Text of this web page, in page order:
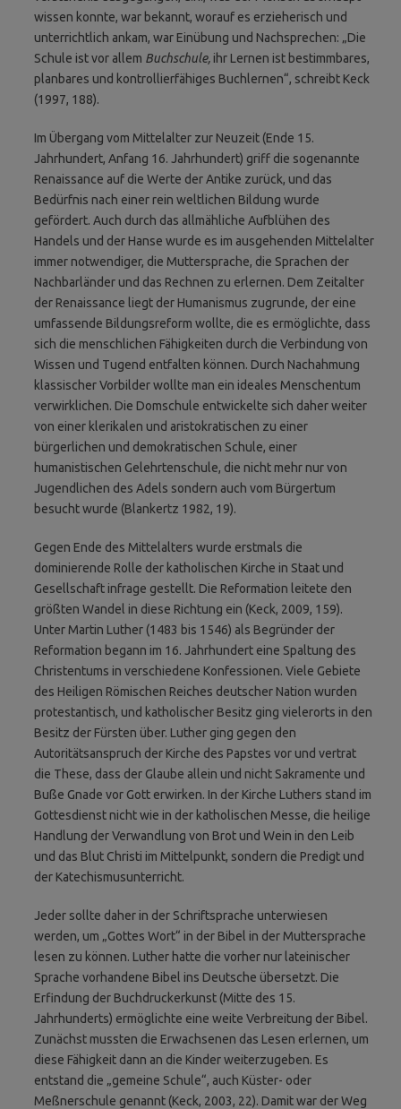
wissen konnte, war bekannt, worauf es erzieherisch und
unterrichtlich ankam, war Einübung und Nachsprechen: „Die
Schule ist vor allem Buchschule,ihr Lernen ist bestimmbares,
planbares und kontrollierfähiges Buchlernen“, schreibt Keck
(1997, 188).
Im Übergang vom Mittelalter zur Neuzeit (Ende 15.
Jahrhundert, Anfang 16. Jahrhundert) griff die sogenannte
Renaissance auf die Werte der Antike zurück, und das
Bedürfnis nach einer rein weltlichen Bildung wurde
gefördert. Auch durch das allmähliche Aufblühen des
Handels und der Hanse wurde es im ausgehenden Mittelalter
immer notwendiger, die Muttersprache, die Sprachen der
Nachbarländer und das Rechnen zu erlernen. Dem Zeitalter
der Renaissance liegt der Humanismus zugrunde, der eine
umfassende Bildungsreform wollte, die es ermöglichte, dass
sich die menschlichen Fähigkeiten durch die Verbindung von
Wissen und Tugend entfalten können. Durch Nachahmung
klassischer Vorbilder wollte man ein ideales Menschentum
verwirklichen. Die Domschule entwickelte sich daher weiter
von einer klerikalen und aristokratischen zu einer
bürgerlichen und demokratischen Schule, einer
humanistischen Gelehrtenschule, die nicht mehr nur von
Jugendlichen des Adels sondern auch vom Bürgertum
besucht wurde (Blankertz 1982, 19).
Gegen Ende des Mittelalters wurde erstmals die
dominierende Rolle der katholischen Kirche in Staat und
Gesellschaft infrage gestellt. Die Reformation leitete den
größten Wandel in diese Richtung ein (Keck, 2009, 159).
Unter Martin Luther (1483 bis 1546) als Begründer der
Reformation begann im 16. Jahrhundert eine Spaltung des
Christentums in verschiedene Konfessionen. Viele Gebiete
des Heiligen Römischen Reiches deutscher Nation wurden
protestantisch, und katholischer Besitz ging vielerorts in den
Besitz der Fürsten über. Luther ging gegen den
Autoritätsanspruch der Kirche des Papstes vor und vertrat
die These, dass der Glaube allein und nicht Sakramente und
Buße Gnade vor Gott erwirken. In der Kirche Luthers stand im
Gottesdienst nicht wie in der katholischen Messe, die heilige
Handlung der Verwandlung von Brot und Wein in den Leib
und das Blut Christi im Mittelpunkt, sondern die Predigt und
der Katechismusunterricht.
Jeder sollte daher in der Schriftsprache unterwiesen
werden, um „Gottes Wort“ in der Bibel in der Muttersprache
lesen zu können. Luther hatte die vorher nur lateinischer
Sprache vorhandene Bibel ins Deutsche übersetzt. Die
Erfindung der Buchdruckerkunst (Mitte des 15.
Jahrhunderts) ermöglichte eine weite Verbreitung der Bibel.
Zunächst mussten die Erwachsenen das Lesen erlernen, um
diese Fähigkeit dann an die Kinder weiterzugeben. Es
entstand die „gemeine Schule“, auch Küster- oder
Meßnerschule genannt (Keck, 2003, 22). Damit war der Weg